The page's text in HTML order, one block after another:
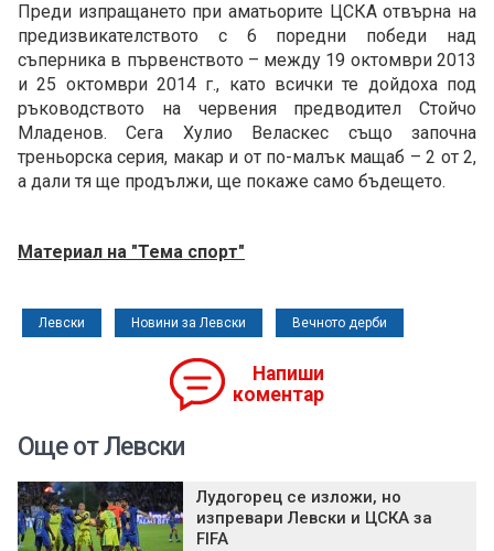
Преди изпращането при аматьорите ЦСКА отвърна на
предизвикателството с 6 поредни победи над
съперника в първенството – между 19 октомври 2013
и 25 октомври 2014 г., като всички те дойдоха под
ръководството на червения предводител Стойчо
Младенов. Сега Хулио Веласкес също започна
треньорска серия, макар и от по-малък мащаб – 2 от 2,
а дали тя ще продължи, ще покаже само бъдещето.
Материал на "Тема спорт"
Левски Новини за Левски Вечното дерби
Напиши
коментар
Още от Левски
Лудогорец се изложи, но
изпревари Левски и ЦСКА за
FIFA